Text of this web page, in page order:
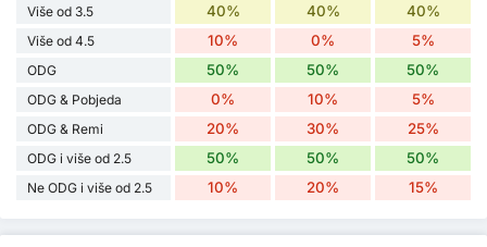
Više od 3.5 40% 40% 40%
Više od 4.5 10% 0% 5%
ODG 50% 50% 50%
ODG & Pobjeda 0% 10% 5%
ODG & Remi 20% 30% 25%
ODG i više od 2.5 50% 50% 50%
Ne ODG i više od 2.5 10% 20% 15%